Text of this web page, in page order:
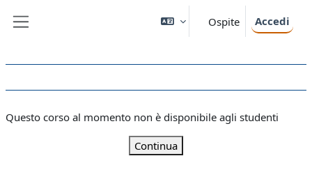
Ospite Accedi
Questo corso al momento non è disponibile agli studenti
Continua